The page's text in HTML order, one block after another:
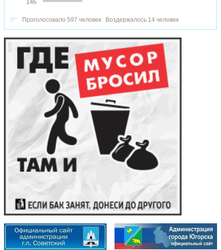
146
Проголосовало 597 человек Воздержалось 14 человек